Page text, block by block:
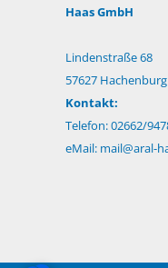
Haas GmbH
Lindenstraße 68
57627 Hachenburg
Kontakt:
Telefon: 02662/
eMail: mail@aral-